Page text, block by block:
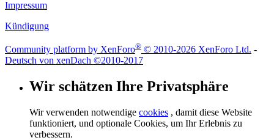
Impressum
Kündigung
Community platform by XenForo® © 2010-2026 XenForo Ltd. -
Deutsch von xenDach ©2010-2017
Wir schätzen Ihre Privatsphäre
Wir verwenden notwendige cookies , damit diese Website
funktioniert, und optionale Cookies, um Ihr Erlebnis zu
verbessern.